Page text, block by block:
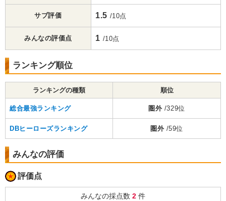
サブ評価 1.5 /10点
みんなの評価点 1 /10点
ランキング順位
ランキングの種類 順位
総合最強ランキング 圏外 /329位
DBヒーローズランキング 圏外 /59位
みんなの評価
評価点
みんなの採点数 2 件